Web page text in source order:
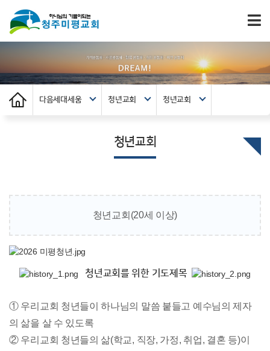
다음세대세움 청년교회 청년교회
청년교회
청년교회(20세 이상)
청년교회를 위한 기도제목
① 우리교회 청년들이 하나님의 말씀 붙들고 예수님의 제자
의 삶을 살 수 있도록
② 우리교회 청년들의 삶(학교, 직장, 가정, 취업, 결혼 등)이